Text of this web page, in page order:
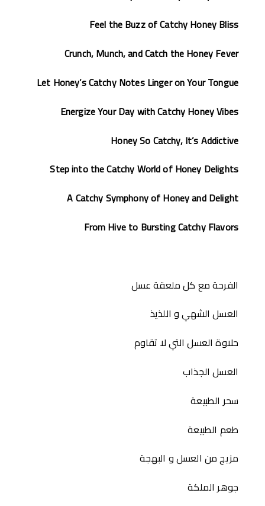
Feel the Buzz of Catchy Honey Bliss
Crunch, Munch, and Catch the Honey Fever
Let Honey’s Catchy Notes Linger on Your Tongue
Energize Your Day with Catchy Honey Vibes
Honey So Catchy, It’s Addictive
Step into the Catchy World of Honey Delights
A Catchy Symphony of Honey and Delight
From Hive to Bursting Catchy Flavors
الفرحة مع كل ملعقة عسل
العسل الشهي و اللذيذ
حلاوة العسل التي لا تقاوم
العسل الجذاب
سحر الطبيعة
طعم الطبيعة
مزيج من العسل و البهجة
جوهر الملكة